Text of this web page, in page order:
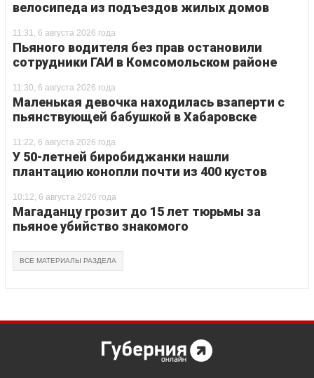
велосипеда из подъездов жилых домов
11:31, 6 августа 2026 года
Пьяного водителя без прав остановили
сотрудники ГАИ в Комсомольском районе
11:30, 6 августа 2026 года
Маленькая девочка находилась взаперти с
пьянствующей бабушкой в Хабаровске
11:22, 6 августа 2026 года
У 50-летней биробиджанки нашли
плантацию конопли почти из 400 кустов
10:12, 6 августа 2026 года
Магаданцу грозит до 15 лет тюрьмы за
пьяное убийство знакомого
ВСЕ МАТЕРИАЛЫ РАЗДЕЛА